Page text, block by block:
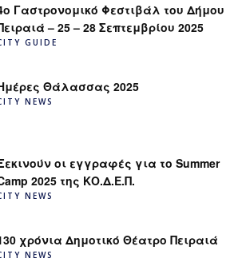
Γαστρονομικό Φεστιβάλ του Δήμου
– 25 – 28 Σεπτεμβρίου 2025
GUIDE
Θάλασσας 2025
NEWS
οι εγγραφές για το Summer
2025 της ΚΟ.Δ.Ε.Π.
NEWS
χρόνια Δημοτικό Θέατρο Πειραιά
NEWS